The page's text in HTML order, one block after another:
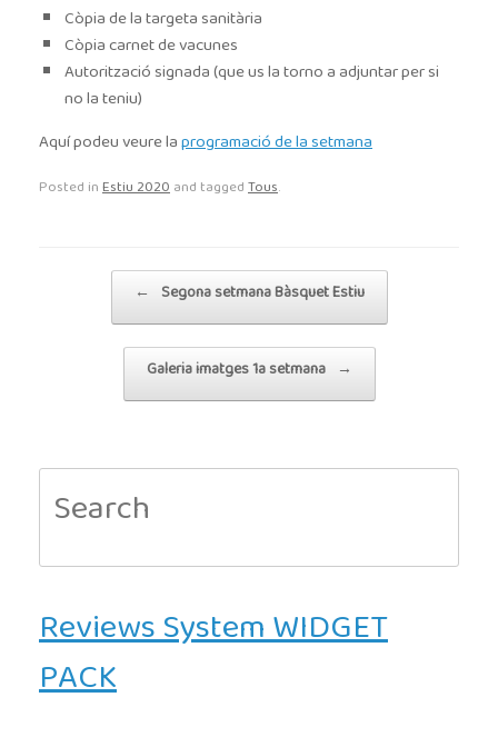
Còpia de la targeta sanitària
Còpia carnet de vacunes
Autorització signada (que us la torno a adjuntar per si
no la teniu)
Aquí podeu veure laprogramació de la setmana
Posted inEstiu 2020and taggedTous.
Post navigation← Segona setmana Bàsquet Estiu
Galeria imatges 1a setmana →
Search
for:
Reviews System WIDGET
PACK